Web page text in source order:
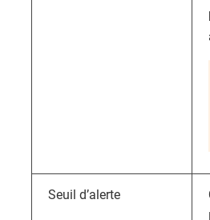
Seuil d’alerte